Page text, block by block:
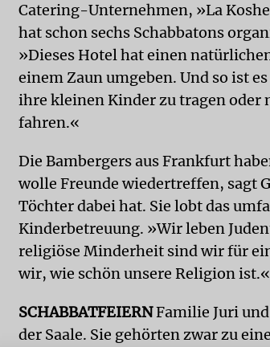
Catering-Unternehmen, »La
hat schon sechs Schabbatons
»Dieses Hotel hat einen
einem Zaun umgeben. Und so ist
ihre kleinen Kinder zu tragen oder
fahren.«
Die Bambergers aus Frankfurt
wolle Freunde wiedertreffen, sagt
Töchter dabei hat. Sie lobt das
Kinderbetreuung. »Wir leben
religiöse Minderheit sind wir für
wir, wie schön unsere Religion ist.«
SCHABBATFEIERNFamilie Juri
der Saale. Sie gehörten zwar zu